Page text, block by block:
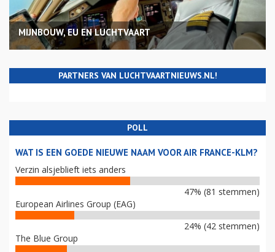
MIJNBOUW, EU EN LUCHTVAART
PARTNERS VAN LUCHTVAARTNIEUWS.NL!
POLL
WAT IS EEN GOEDE NIEUWE NAAM VOOR AIR FRANCE-KLM?
Verzin alsjeblieft iets anders
47% (81 stemmen)
European Airlines Group (EAG)
24% (42 stemmen)
The Blue Group